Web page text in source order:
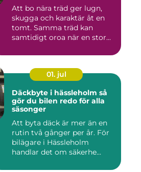
Att bo nära träd ger lugn,
skugga och karaktär åt en
tomt. Samma träd kan
samtidigt oroa när en stor...
01. jul
Däckbyte i hässleholm så
gör du bilen redo för alla
säsonger
Att byta däck är mer än en
rutin två gånger per år. För
bilägare i Hässleholm
handlar det om säkerhe...